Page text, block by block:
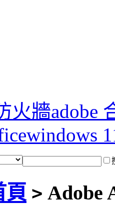
火牆adobe
windows
頁 > Adobe